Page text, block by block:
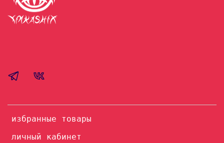
избранные товары
личный кабинет